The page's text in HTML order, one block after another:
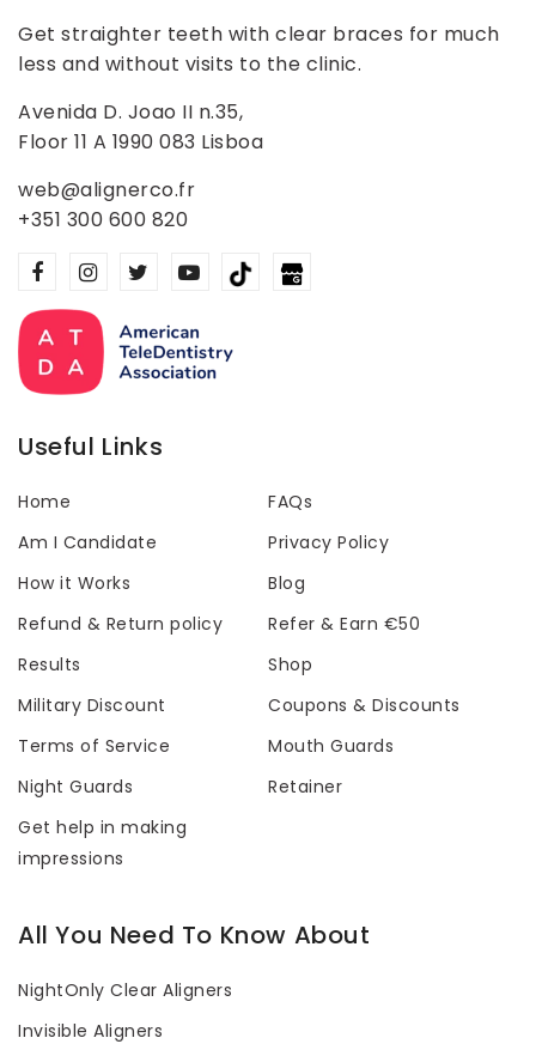
Get straighter teeth with clear braces for much
less and without visits to the clinic.
Avenida D. Joao II n.35,
Floor 11 A 1990 083 Lisboa
web@alignerco.fr
+351 300 600 820
Useful Links
Home
FAQs
Am I Candidate
Privacy Policy
How it Works
Blog
Refund & Return policy
Refer & Earn €50
Results
Shop
Military Discount
Coupons & Discounts
Terms of Service
Mouth Guards
Night Guards
Retainer
Get help in making
impressions
All You Need To Know About
NightOnly Clear Aligners
Invisible Aligners